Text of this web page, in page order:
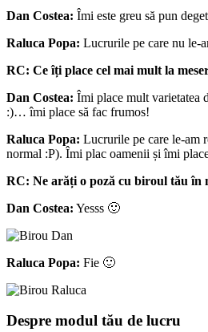
Dan Costea: Îmi este greu să pun
Raluca Popa: Lucrurile pe care nu le-
RC: Ce îți place cel mai mult la
Dan Costea: Îmi place mult varietatea
:)… îmi place să fac frumos!
Raluca Popa: Lucrurile pe care le-am
normal :P). Îmi plac oamenii și îmi
RC: Ne arăți o poză cu biroul tău în
Dan Costea: Yesss 🙂
Raluca Popa: Fie 🙂
Despre modul tău de lucru